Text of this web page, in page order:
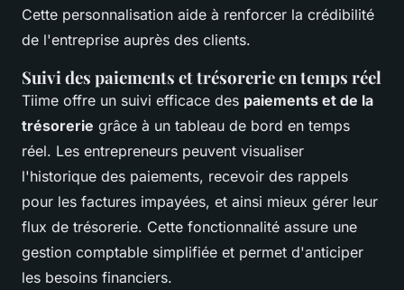
Cette personnalisation aide à renforcer la crédibilité
de l'entreprise auprès des clients.
Suivi des paiements et trésorerie en temps réel
Tiime offre un suivi efficace des paiements et de la
trésorerie grâce à un tableau de bord en temps
réel. Les entrepreneurs peuvent visualiser
l'historique des paiements, recevoir des rappels
pour les factures impayées, et ainsi mieux gérer leur
flux de trésorerie. Cette fonctionnalité assure une
gestion comptable simplifiée et permet d'anticiper
les besoins financiers.